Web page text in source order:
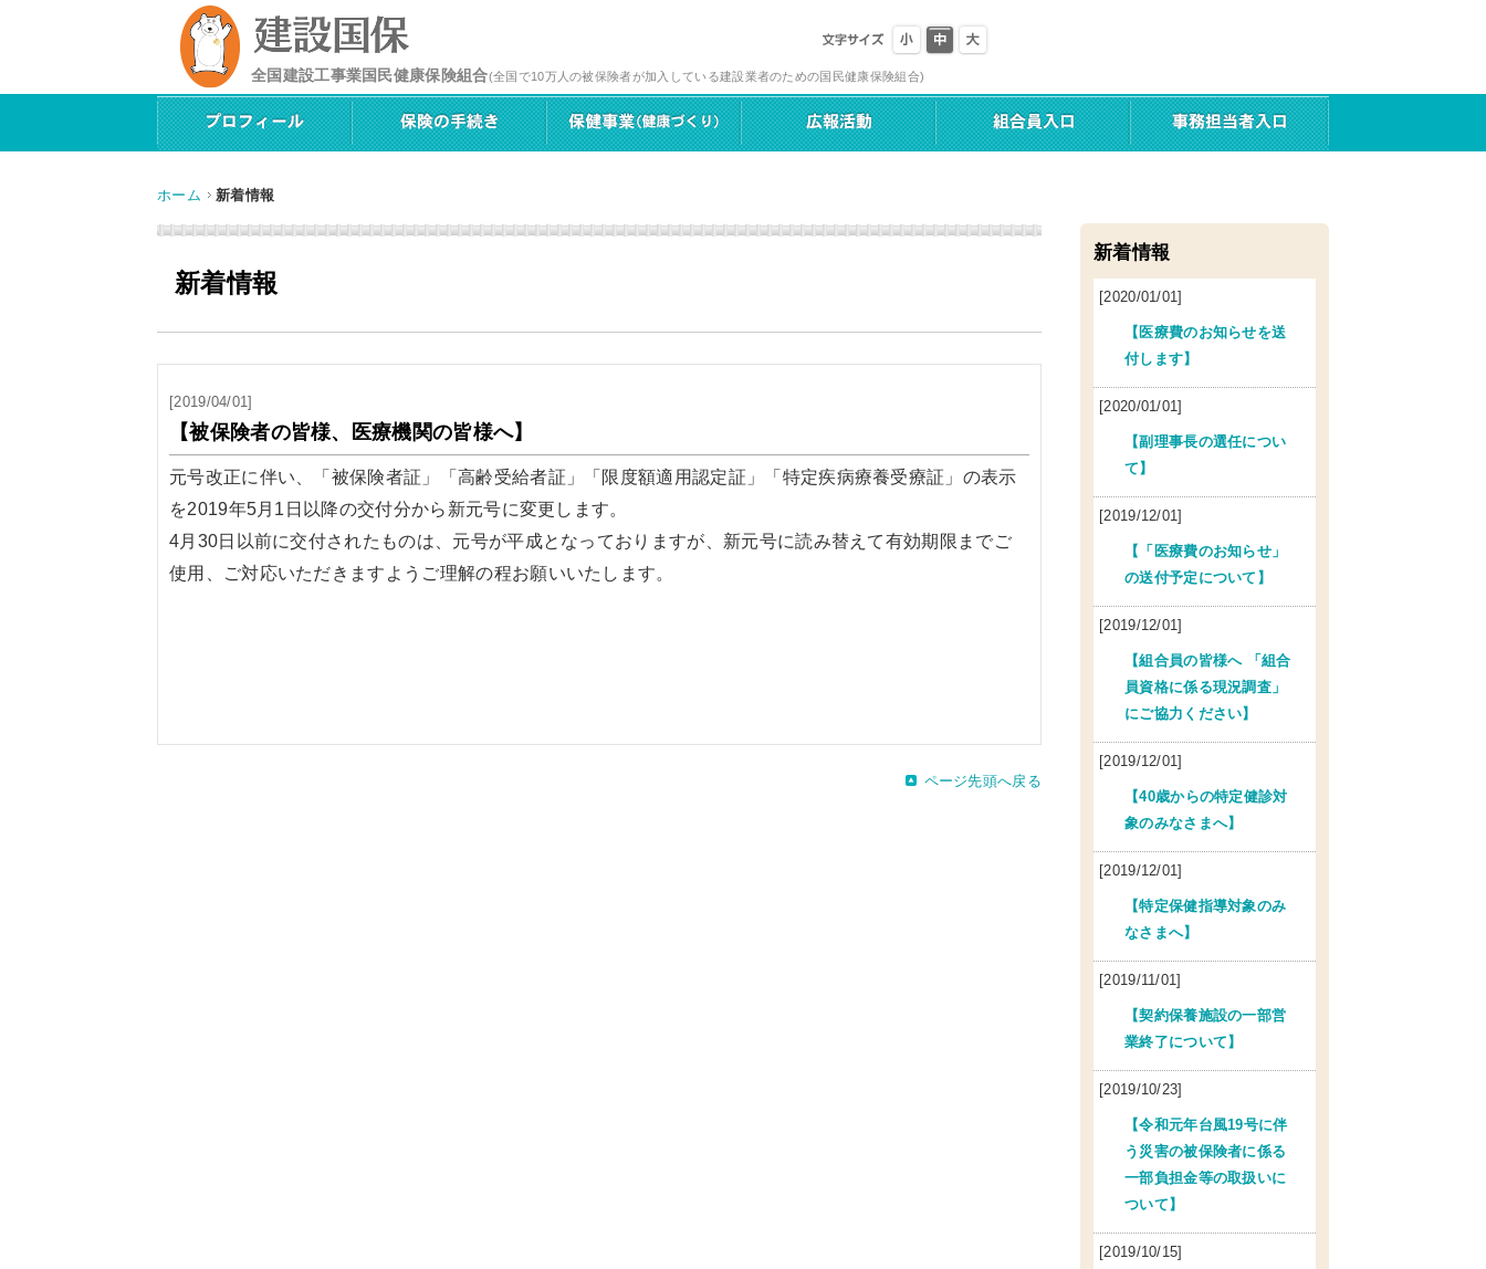
全国建設工事業国民健康保険組合(全国で10万人の被保険者が加入している建設業者のための国民健康保険組合)
ホーム 新着情報
新着情報
[2019/04/01]
【被保険者の皆様、医療機関の皆様へ】
元号改正に伴い、「被保険者証」「高齢受給者証」「限度額適用認定証」「特定疾病療養受療証」の表示
を2019年5月1日以降の交付分から新元号に変更します。
4月30日以前に交付されたものは、元号が平成となっておりますが、新元号に読み替えて有効期限までご
使用、ご対応いただきますようご理解の程お願いいたします。
ページ先頭へ戻る
新着情報
[2020/01/01]
【医療費のお知らせを送
付します】
[2020/01/01]
【副理事長の選任につい
て】
[2019/12/01]
【「医療費のお知らせ」
の送付予定について】
[2019/12/01]
【組合員の皆様へ 「組合
員資格に係る現況調査」
にご協力ください】
[2019/12/01]
【40歳からの特定健診対
象のみなさまへ】
[2019/12/01]
【特定保健指導対象のみ
なさまへ】
[2019/11/01]
【契約保養施設の一部営
業終了について】
[2019/10/23]
【令和元年台風19号に伴
う災害の被保険者に係る
一部負担金等の取扱いに
ついて】
[2019/10/15]